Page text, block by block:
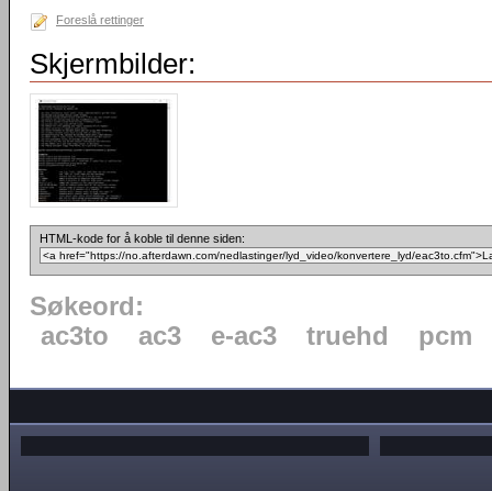
Foreslå rettinger
Skjermbilder:
HTML-kode for å koble til denne siden:
Søkeord:
ac3to
ac3 e-ac3 truehd pcm